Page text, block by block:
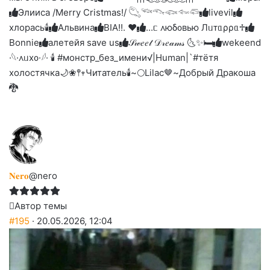
Элииса /Merry Cristmas!/ 𓆡𓆝𓆞𓆟𓆜𓆛
livevil
хлорась🕯
Альвина BIA!!. ❤︎
...ᥴ ᧘юδ᧐ʙью Лᥙᴛᥲρρᥲ♱
Bonnie
алетейя save us 𝒮𝓌𝑒𝑒𝓉 𝒟𝓇𝑒𝒶𝓂𝓈 🌜✨🛏️
wekeend
·𓆩·᧘ᥙх᧐·𓆪· 🕯 #монстр_без_имени√|Human|`#тётя
холостячка🌙❀𖤣𖥧Читатель🕯️~🌕Lilac🤎~Добрый Дракоша
🐉
𝐍𝐞𝐫𝐨@nero
Автор темы
#195 · 20.05.2026, 12:04